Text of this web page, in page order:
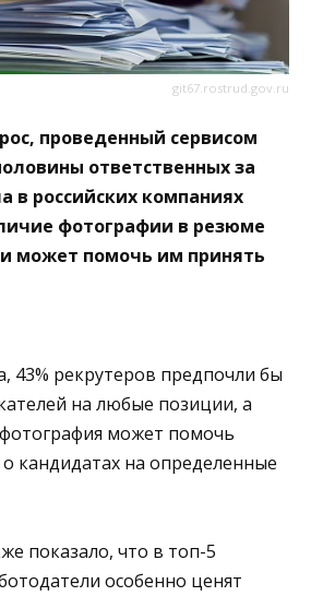
git67.rostrud.gov.ru
проведенный сервисом
ответственных за
в российских компаниях
фотографии в резюме
может помочь им принять
43% рекрутеров предпочли бы
на любые позиции, а
может помочь
кандидатах на определенные
показало, что в топ-5
особенно ценят